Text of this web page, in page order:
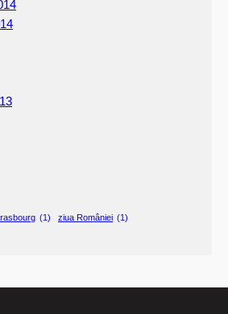
(1) ziua României (1)